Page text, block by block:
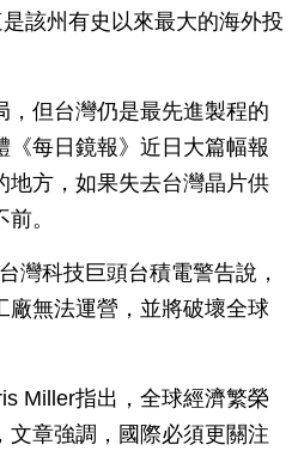
該州有史以來最大的海外投
，但台灣仍是最先進製程的
《每日鏡報》近日大篇幅報
地方，如果失去台灣晶片供
。
灣科技巨頭台積電警告說，
廠無法運營，並將破壞全球
Miller指出，全球經濟繁榮
文章強調，國際必須更關注